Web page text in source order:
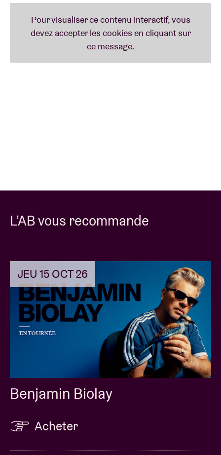
L’AB vous recommande
JEU 15 OCT 26
Benjamin Biolay
Acheter